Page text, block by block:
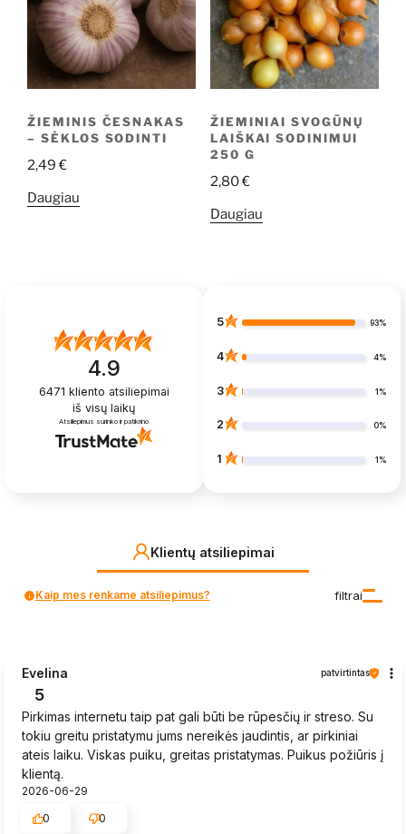
ŽIEMINIS ČESNAKAS
– SĖKLOS SODINTI
2,49€
Daugiau
ŽIEMINIAI SVOGŪNŲ
LAIŠKAI SODINIMUI
250 G
2,80€
Daugiau
4.9
6471 kliento atsiliepimai
iš visų laikų
Atsiliepimus surinko ir patikrino
5 93%
4 4%
3 1%
2 0%
1 1%
Klientų atsiliepimai
filtrai
Kaip mes renkame atsiliepimus?
Evelina patvirtintas
5
Pirkimas internetu taip pat gali būti be rūpesčių ir streso. Su
tokiu greitu pristatymu jums nereikės jaudintis, ar pirkiniai
ateis laiku. Viskas puiku, greitas pristatymas. Puikus požiūris į
klientą.
2026-06-29
0
0